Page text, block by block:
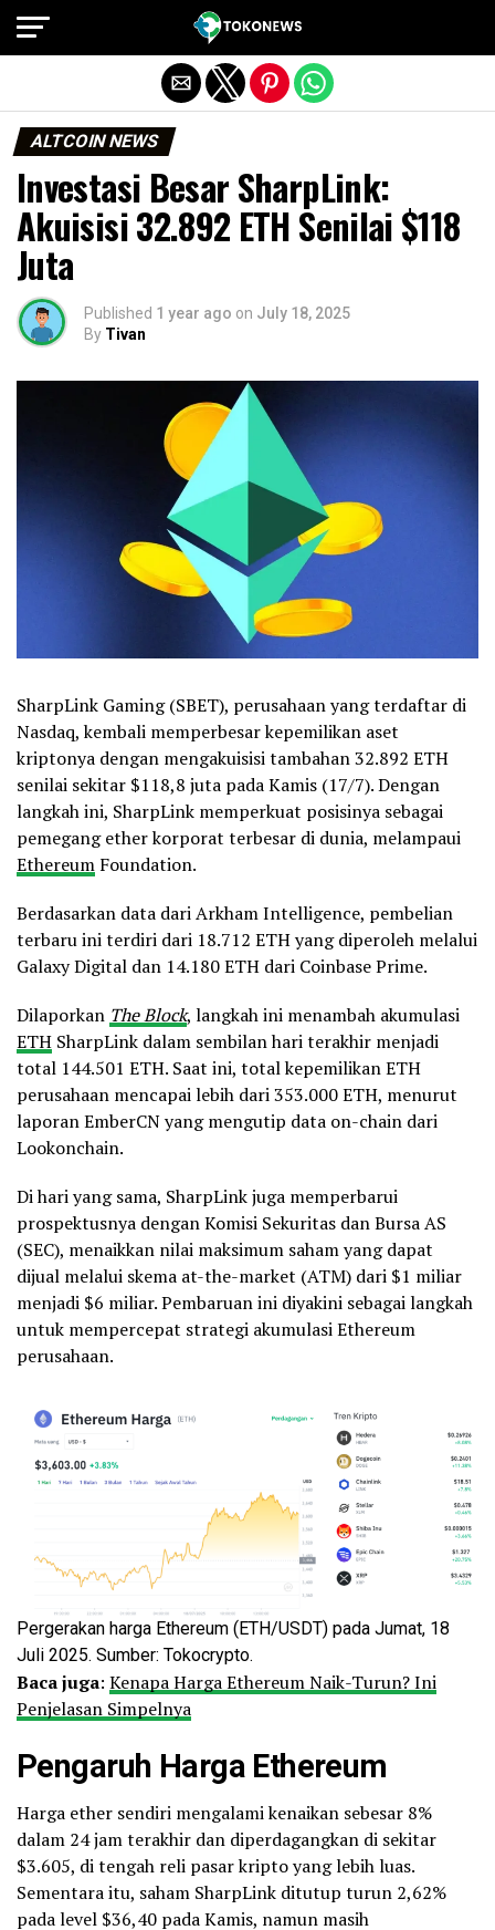
ALTCOIN NEWS
Investasi Besar SharpLink:
Akuisisi 32.892 ETH Senilai $118
Juta
Published 1 year ago on July 18, 2025
By Tivan
SharpLink Gaming (SBET), perusahaan yang terdaftar di
Nasdaq, kembali memperbesar kepemilikan aset
kriptonya dengan mengakuisisi tambahan 32.892 ETH
senilai sekitar $118,8 juta pada Kamis (17/7). Dengan
langkah ini, SharpLink memperkuat posisinya sebagai
pemegang ether korporat terbesar di dunia, melampaui
Ethereum Foundation.
Berdasarkan data dari Arkham Intelligence, pembelian
terbaru ini terdiri dari 18.712 ETH yang diperoleh melalui
Galaxy Digital dan 14.180 ETH dari Coinbase Prime.
Dilaporkan The Block, langkah ini menambah akumulasi
ETH SharpLink dalam sembilan hari terakhir menjadi
total 144.501 ETH. Saat ini, total kepemilikan ETH
perusahaan mencapai lebih dari 353.000 ETH, menurut
laporan EmberCN yang mengutip data on-chain dari
Lookonchain.
Di hari yang sama, SharpLink juga memperbarui
prospektusnya dengan Komisi Sekuritas dan Bursa AS
(SEC), menaikkan nilai maksimum saham yang dapat
dijual melalui skema at-the-market (ATM) dari $1 miliar
menjadi $6 miliar. Pembaruan ini diyakini sebagai langkah
untuk mempercepat strategi akumulasi Ethereum
perusahaan.
Pergerakan harga Ethereum (ETH/USDT) pada Jumat, 18
Juli 2025. Sumber: Tokocrypto.
Baca juga: Kenapa Harga Ethereum Naik-Turun? Ini
Penjelasan Simpelnya
Pengaruh Harga Ethereum
Harga ether sendiri mengalami kenaikan sebesar 8%
dalam 24 jam terakhir dan diperdagangkan di sekitar
$3.605, di tengah reli pasar kripto yang lebih luas.
Sementara itu, saham SharpLink ditutup turun 2,62%
pada level $36,40 pada Kamis, namun masih
Exit mobile version